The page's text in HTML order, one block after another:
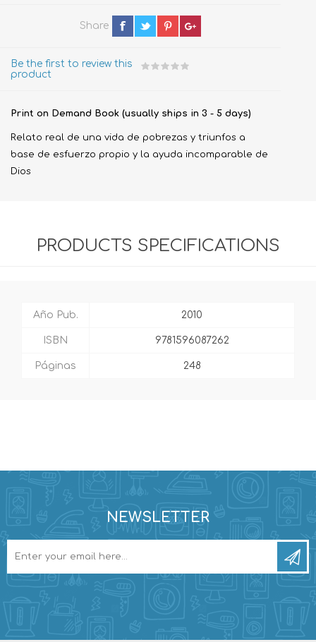
Share
Be the first to review this
product
Print on Demand Book (usually ships in 3 - 5 days)
Relato real de una vida de pobrezas y triunfos a
base de esfuerzo propio y la ayuda incomparable de
Dios
PRODUCTS SPECIFICATIONS
Año Pub. 2010
ISBN 9781596087262
Páginas 248
NEWSLETTER